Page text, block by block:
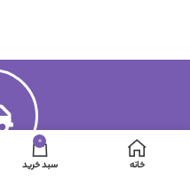
خانه
0
سبد خرید